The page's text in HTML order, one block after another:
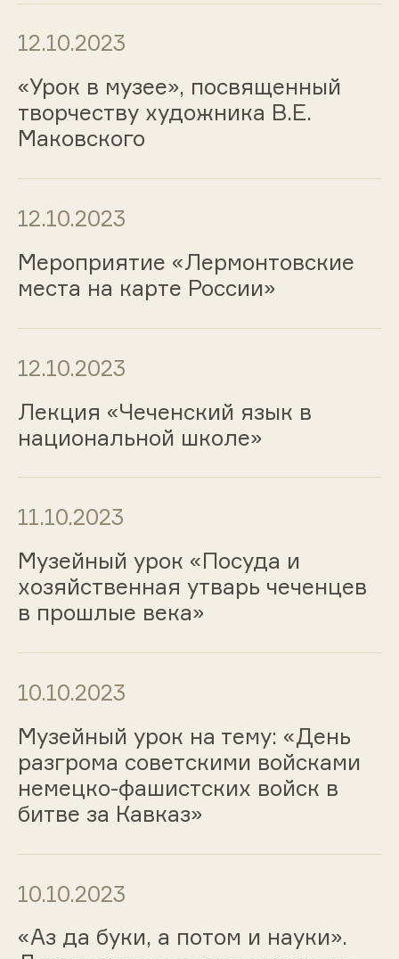
12.10.2023
«Урок в музее», посвященный
творчеству художника В.Е.
Маковского
12.10.2023
Мероприятие «Лермонтовские
места на карте России»
12.10.2023
Лекция «Чеченский язык в
национальной школе»
11.10.2023
Музейный урок «Посуда и
хозяйственная утварь чеченцев
в прошлые века»
10.10.2023
Музейный урок на тему: «День
разгрома советскими войсками
немецко-фашистских войск в
битве за Кавказ»
10.10.2023
«Аз да буки, а потом и науки».